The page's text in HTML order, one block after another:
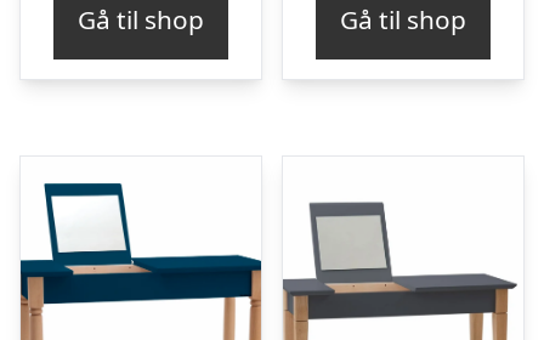
Gå til shop Gå til shop